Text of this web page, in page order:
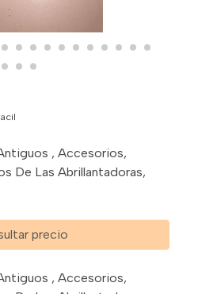
, Accesorios,
De Las Abrillantadoras,
precio
, Accesorios,